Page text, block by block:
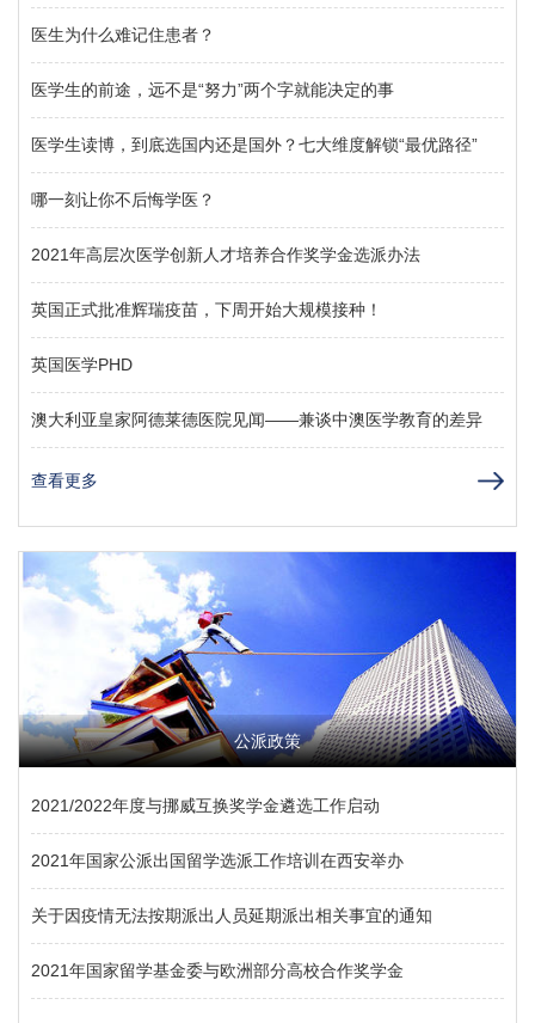
医生为什么难记住患者？
医学生的前途，远不是“努力”两个字就能决定的事
医学生读博，到底选国内还是国外？七大维度解锁“最优路径”
哪一刻让你不后悔学医？
2021年高层次医学创新人才培养合作奖学金选派办法
英国正式批准辉瑞疫苗，下周开始大规模接种！
英国医学PHD
澳大利亚皇家阿德莱德医院见闻——兼谈中澳医学教育的差异
查看更多
公派政策
2021/2022年度与挪威互换奖学金遴选工作启动
2021年国家公派出国留学选派工作培训在西安举办
关于因疫情无法按期派出人员延期派出相关事宜的通知
2021年国家留学基金委与欧洲部分高校合作奖学金